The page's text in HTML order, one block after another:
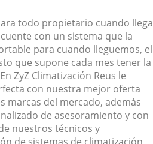
todo propietario cuando llega
con un sistema que la
para cuando lleguemos, el
que supone cada mes tener la
ZyZ Climatización Reus le
con nuestra mejor oferta
marcas del mercado, además
de asesoramiento y con
nuestros técnicos y